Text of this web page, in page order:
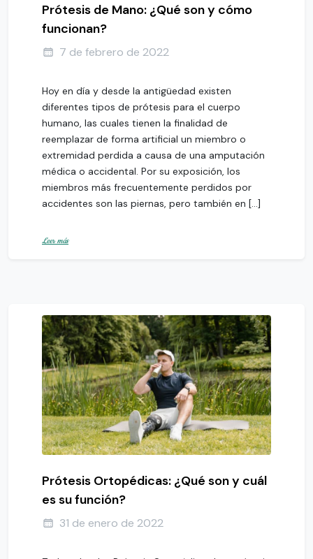
Prótesis de Mano: ¿Qué son y cómo
funcionan?
7 de febrero de 2022
Hoy en día y desde la antigüedad existen
diferentes tipos de prótesis para el cuerpo
humano, las cuales tienen la finalidad de
reemplazar de forma artificial un miembro o
extremidad perdida a causa de una amputación
médica o accidental. Por su exposición, los
miembros más frecuentemente perdidos por
accidentes son las piernas, pero también en […]
Leer más
Prótesis Ortopédicas: ¿Qué son y cuál
es su función?
31 de enero de 2022